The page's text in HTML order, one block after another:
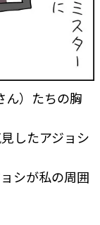
ん）たちの胸
したアジョシ
シが私の周囲